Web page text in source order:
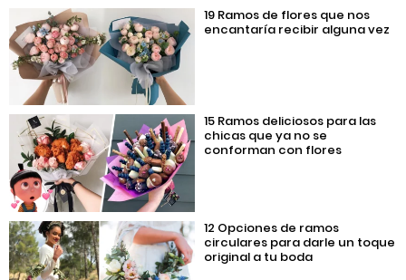
19 Ramos de flores que nos
encantaría recibir alguna vez
15 Ramos deliciosos para las
chicas que ya no se
conforman con flores
12 Opciones de ramos
circulares para darle un toque
original a tu boda